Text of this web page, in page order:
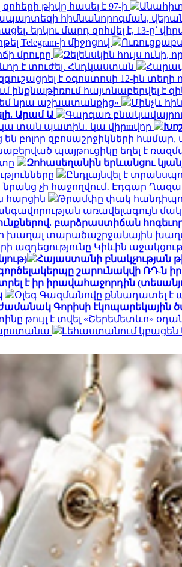
թիվը հասել է 97-ի
Անահիտ
հիմնանորոգման,
երկու մարդ զոհվել է, 13-ը՝
Telegram-ի միջոցով
մրուրը
Զելենսկին հույս
է տուժել. Հնդկաստան
է օգոստոսի 12-ին
հայտնաբերվել է
նրա աշխատանքից»
Մինչև
Արամ Ա
Գարգառ
տան պատին․ կա վիրшվոր
բոլոր զբոսաշրջիկների
պայթուցիկը եղել է
Զոհասեղանին երևանցու
Ընդլայնվել է
նրանց չի հաջողվում․ Էդգար
հարցին
Թրամփը փակ
առավելագույն
բարձրաստիճան
խաղալ տարածաշրջանային
ազդեցությունը Կիևին
Հայաստանի բնակչության
շարունակվի ՌԴ-ն
է իր իրավահաջորդին
Օլեգ Գազմանովը քննադատել
Գորիսի էկոպարեկային
թույլ է տվել «Շերեմետևո»
Լեհաստանում